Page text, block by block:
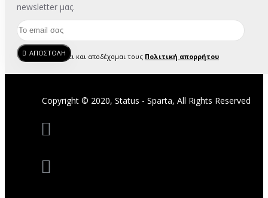
newsletter μας.
ΑΠΟΣΤΟΛΗ
Έχω διαβάσει και αποδέχομαι τους Πολιτική απορρήτου
Copyright © 2020, Status - Sparta, All Rights Reserved